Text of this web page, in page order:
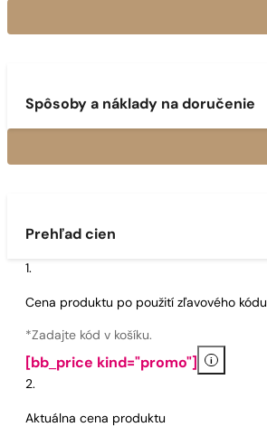
Spôsoby a náklady na doručenie
Prehľad cien
Cena produktu po použití zľavového kódu
*Zadajte kód v košíku.
[bb_price kind="promo"] i
Aktuálna cena produktu